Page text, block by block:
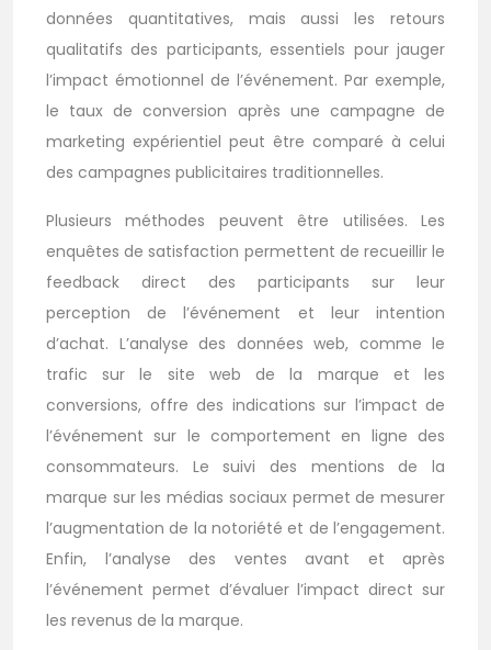
données quantitatives, mais aussi les retours
qualitatifs des participants, essentiels pour jauger
l’impact émotionnel de l’événement. Par exemple,
le taux de conversion après une campagne de
marketing expérientiel peut être comparé à celui
des campagnes publicitaires traditionnelles.
Plusieurs méthodes peuvent être utilisées. Les
enquêtes de satisfaction permettent de recueillir le
feedback direct des participants sur leur
perception de l’événement et leur intention
d’achat. L’analyse des données web, comme le
trafic sur le site web de la marque et les
conversions, offre des indications sur l’impact de
l’événement sur le comportement en ligne des
consommateurs. Le suivi des mentions de la
marque sur les médias sociaux permet de mesurer
l’augmentation de la notoriété et de l’engagement.
Enfin, l’analyse des ventes avant et après
l’événement permet d’évaluer l’impact direct sur
les revenus de la marque.